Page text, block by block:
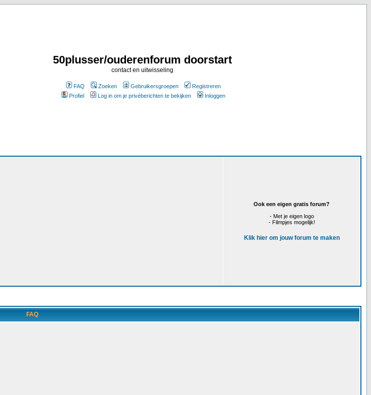
50plusser/ouderenforum doorstart
contact en uitwisseling
FAQ Zoeken Gebruikersgroepen
Registreren
Profiel
Log in om je privéberichten te bekijken Inloggen
Ook een eigen gratis forum?
- Met je eigen logo
- Filmpjes mogelijk!
Klik hier om jouw forum te maken
FAQ